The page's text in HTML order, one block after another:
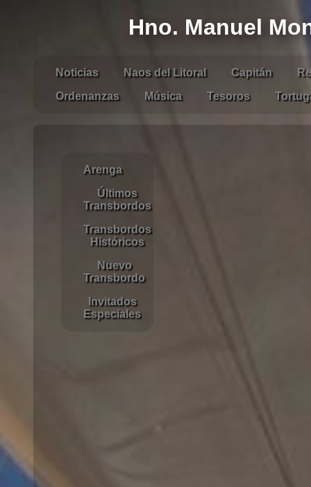
Hno. Manuel
Noticias Naos del Litoral Capitán
Ordenanzas
Música Tesoros
Arenga
Últimos
Transbordos
Transbordos
Históricos
Nuevo
Transbordo
Invitados
Especiales